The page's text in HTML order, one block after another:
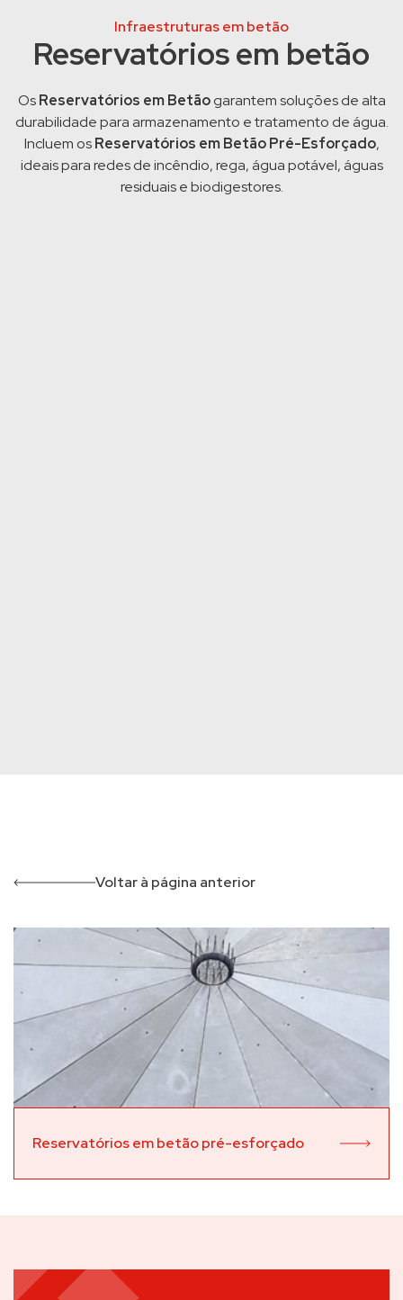
Infraestruturas em betão
Reservatórios em betão
OsReservatórios em Betãogarantem soluções de alta
durabilidade para armazenamento e tratamento de água.
Incluem osReservatórios em Betão Pré-Esforçado,
ideais para redes de incêndio, rega, água potável, águas
residuais e biodigestores.
Voltar à página anterior
Reservatórios em betão pré-esforçado